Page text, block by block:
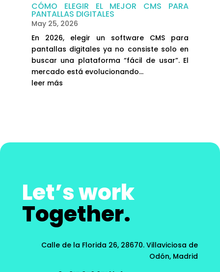
CÓMO ELEGIR EL MEJOR CMS PARA
PANTALLAS DIGITALES
May 25, 2026
En 2026, elegir un software CMS para
pantallas digitales ya no consiste solo en
buscar una plataforma “fácil de usar”. El
mercado está evolucionando...
leer más
Let’s work
Together.
Calle de la Florida 26, 28670.Villaviciosa de
Odón, Madrid